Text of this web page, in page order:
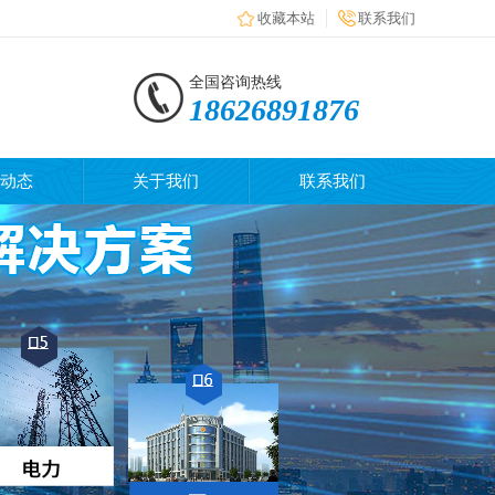
收藏本站 联系我们
全国咨询热线
18626891876
态 关于我们 联系我们